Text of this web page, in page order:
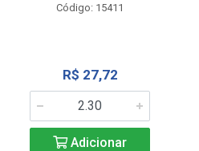
Código: 15411
R$ 27,72
Adicionar